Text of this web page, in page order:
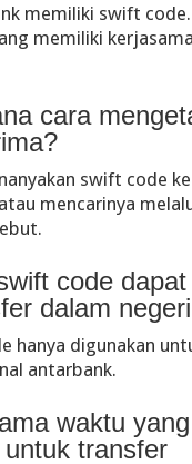
memiliki swift
memiliki
cara
swift code
mencarinya
code
dalam
hanya digunakan
antarbank.
waktu yang
transfer